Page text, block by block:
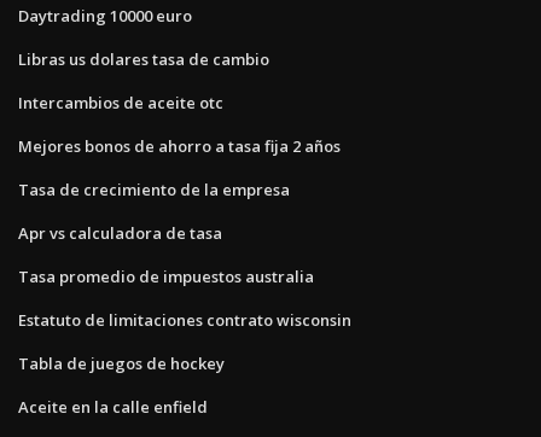
Daytrading 10000 euro
Libras us dolares tasa de cambio
Intercambios de aceite otc
Mejores bonos de ahorro a tasa fija 2 años
Tasa de crecimiento de la empresa
Apr vs calculadora de tasa
Tasa promedio de impuestos australia
Estatuto de limitaciones contrato wisconsin
Tabla de juegos de hockey
Aceite en la calle enfield